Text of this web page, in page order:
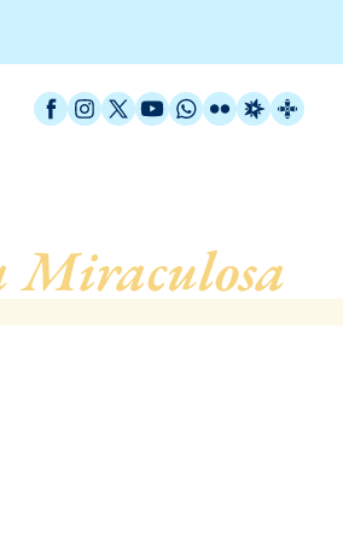
Facebook
Instagram
X / Twitter
YouTube
WhatsApp
FlickrRadio
Miraculosa